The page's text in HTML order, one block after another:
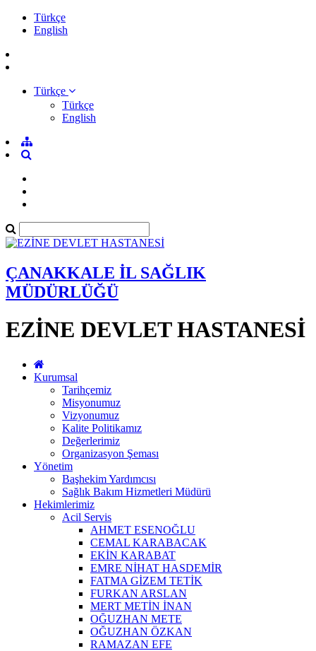
Türkçe
English
Türkçe
Türkçe
English
ÇANAKKALE İL SAĞLIK
MÜDÜRLÜĞÜ
EZİNE DEVLET HASTANESİ
Kurumsal
Tarihçemiz
Misyonumuz
Vizyonumuz
Kalite Politikamız
Değerlerimiz
Organizasyon Şeması
Yönetim
Başhekim Yardımcısı
Sağlık Bakım Hizmetleri Müdürü
Hekimlerimiz
Acil Servis
AHMET ESENOĞLU
CEMAL KARABACAK
EKİN KARABAT
EMRE NİHAT HASDEMİR
FATMA GİZEM TETİK
FURKAN ARSLAN
MERT METİN İNAN
OĞUZHAN METE
OĞUZHAN ÖZKAN
RAMAZAN EFE